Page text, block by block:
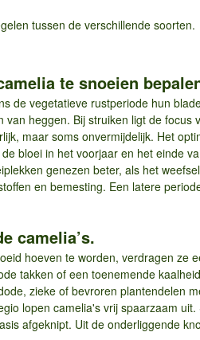
tussen de verschillende soorten.
te snoeien
de vegetatieve rustperiode hun
heggen. Bij struiken ligt de
maar soms onvermijdelijk. Het
bloei in het voorjaar en het einde
genezen beter, als het
en bemesting. Een latere
camelia’s.
hoeven te worden, verdragen ze
takken of een toenemende
zieke of bevroren plantendelen
lopen camelia's vrij spaarzaam
afgeknipt. Uit de onderliggende